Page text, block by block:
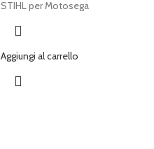
STIHL per Motosega
Aggiungi al carrello